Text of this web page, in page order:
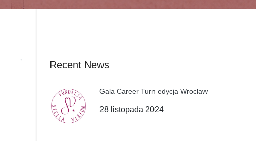
Recent News
Gala Career Turn edycja Wrocław
28 listopada 2024